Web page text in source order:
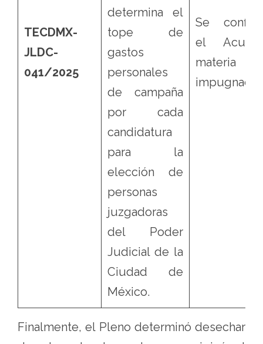
TECDMX-
JLDC-
041/2025
determina el
tope de
gastos
personales
de campaña
por cada
candidatura
para la
elección de
personas
juzgadoras
del Poder
Judicial de la
Ciudad de
México.
Se
el
materia
Finalmente, el Pleno determinó desechar